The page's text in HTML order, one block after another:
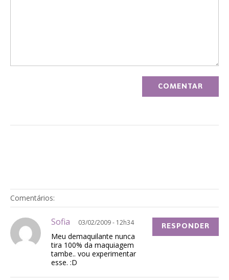
Comentários:
Sofia 03/02/2009 - 12h34
Meu demaquilante nunca
tira 100% da maquiagem
tambe.. vou experimentar
esse. :D
RESPONDER